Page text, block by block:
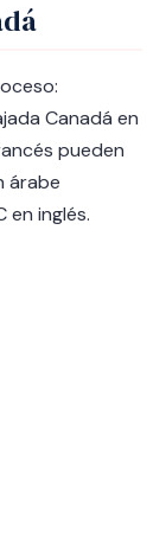
Canadá en
pueden
árabe
en inglés.